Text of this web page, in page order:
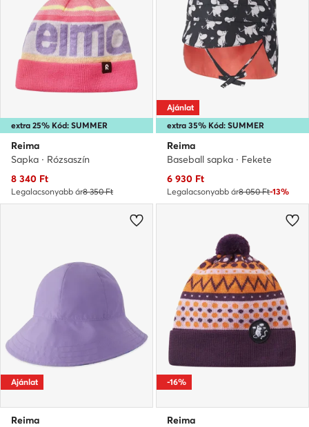
extra 25% Kód: SUMMER
Reima
Sapka · Rózsaszín
Aktuális ár
8 340 Ft
Legalacsonyabb ár8 350 Ft
extra 35% Kód: SUMMER
Ajánlat
Reima
Baseball sapka · Fekete
Aktuális ár
6 930 Ft
Legalacsonyabb ár8 050 Ft-13%
Ajánlat
Reima
-16%
Reima